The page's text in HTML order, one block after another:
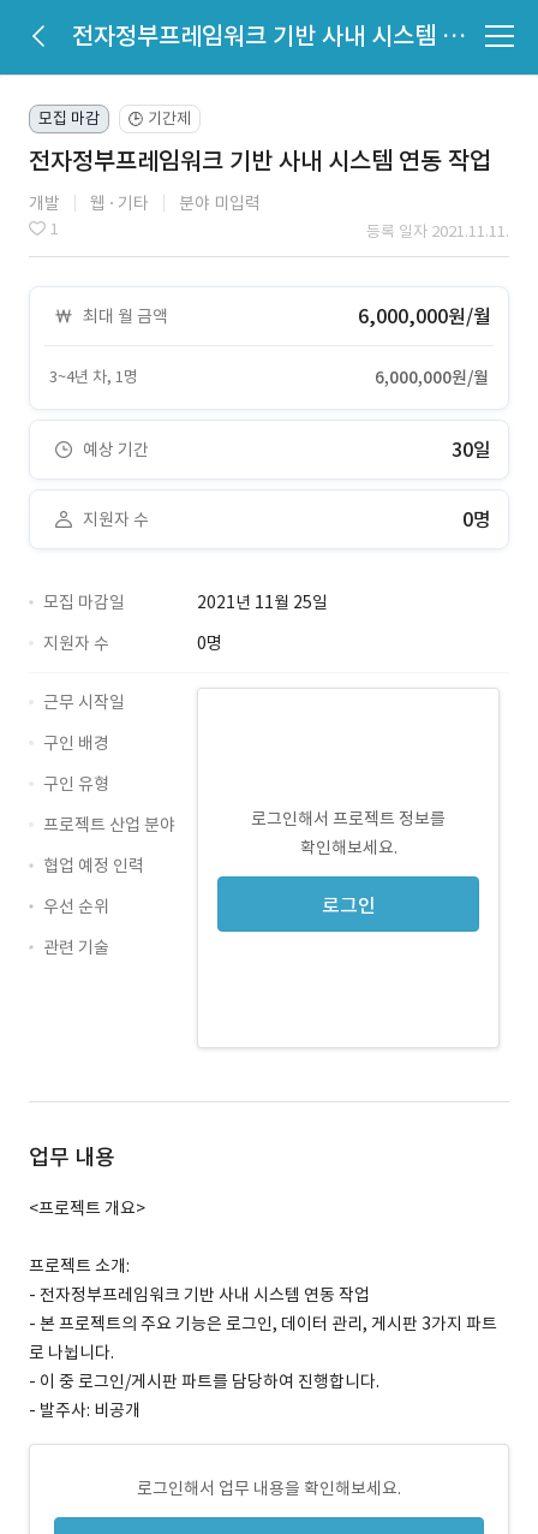
전자정부프레임워크 기반 사내 시스템 연동 작업
모집 마감 🕒 기간제
전자정부프레임워크 기반 사내 시스템 연동 작업
개발 웹 기타 분야 미입력
1 등록 일자 2021.11.11.
최대 월 금액 6,000,000원/월
3~4년 차, 1명 6,000,000원/월
예상 기간 30일
지원자 수 0명
모집 마감일
2021년 11월 25일
지원자 수
0명
로그인해서 프로젝트 정보를
확인해보세요.
로그인
근무 시작일
구인 배경
구인 유형
프로젝트 산업 분야
협업 예정 인력
우선 순위
관련 기술
업무 내용
<프로젝트 개요>
프로젝트 소개:
- 전자정부프레임워크 기반 사내 시스템 연동 작업
- 본 프로젝트의 주요 기능은 로그인, 데이터 관리, 게시판 3가지 파트
로 나뉩니다.
- 이 중 로그인/게시판 파트를 담당하여 진행합니다.
- 발주사: 비공개
로그인해서 업무 내용을 확인해보세요.